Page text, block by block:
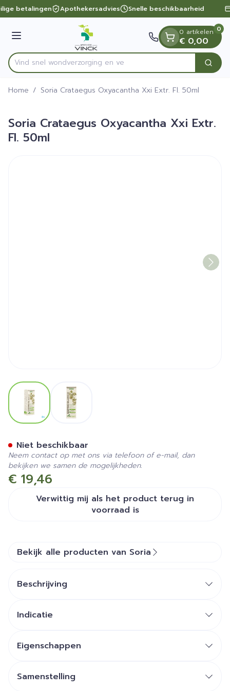
Ga naar de inhoud
1 van 1
betalingen Apothekersadvies Snelle beschikbaarheid
Menu
Product, merk, categorie...
Vind snel wondverzorgi Zoek
0 artikelen
€ 0,00
0
Home / Soria Crataegus Oxyacantha Xxi Extr. Fl. 50ml
Soria Crataegus Oxyacantha Xxi Extr.
Fl. 50ml
View larger imageView larger image
€ 19,46
Verwittig mij als het product terug in
voorraad is
Niet beschikbaar
Neem contact op met ons via telefoon of e-mail, dan
bekijken we samen de mogelijkheden.
Bekijk alle producten van Soria
Beschrijving
Indicatie
Eigenschappen
Samenstelling